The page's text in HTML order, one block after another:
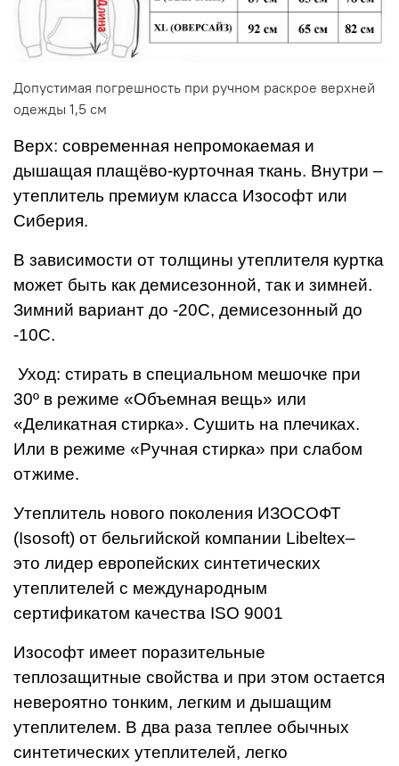
Допустимая погрешность при ручном раскрое верхней
одежды 1,5 см
Верх: современная непромокаемая и
дышащая плащёво-курточная ткань. Внутри –
утеплитель премиум класса Изософт или
Сиберия.
В зависимости от толщины утеплителя куртка
может быть как демисезонной, так и зимней.
Зимний вариант до -20С, демисезонный до
-10С.
Уход: стирать в специальном мешочке при
30º в режиме «Объемная вещь» или
«Деликатная стирка». Сушить на плечиках.
Или в режиме «Ручная стирка» при слабом
отжиме.
Утеплитель нового поколения ИЗОСОФТ
(Isosoft) от бельгийской компании Libeltex–
это лидер европейских синтетических
утеплителей с международным
сертификатом качества ISO 9001
Изософт имеет поразительные
теплозащитные свойства и при этом остается
невероятно тонким, легким и дышащим
утеплителем. В два раза теплее обычных
синтетических утеплителей, легко